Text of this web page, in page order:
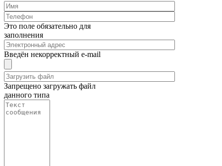
Это поле обязательно для
заполнения
Введён некорректный e-mail
Запрещено загружать файл
данного типа